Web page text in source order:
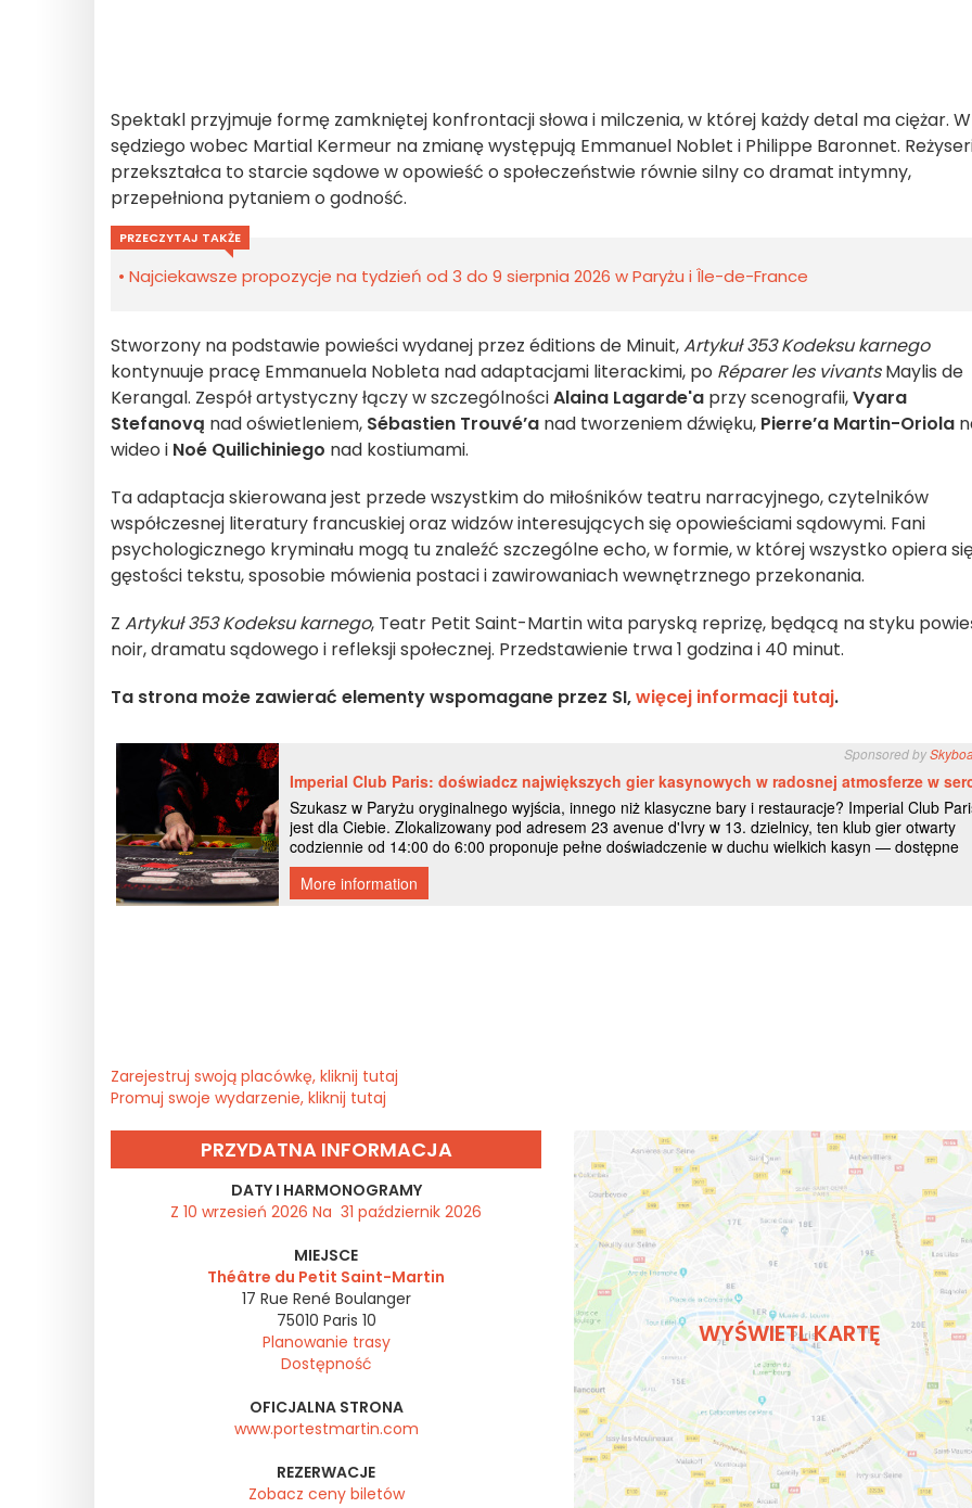
Spektakl przyjmuje formę zamkniętej konfrontacji słowa i milczenia, w której każdy detal ma ciężar.
sędziego wobec Martial Kermeur na zmianę występują Emmanuel Noblet i Philippe Baronnet.
przekształca to starcie sądowe w opowieść o społeczeństwie równie silny co dramat intymny,
przepełniona pytaniem o godność.
PRZECZYTAJ TAKŻE
Najciekawsze propozycje na tydzień od 3 do 9 sierpnia 2026 w Paryżu i Île-de-France
Stworzony na podstawie powieści wydanej przez éditions de Minuit,Artykuł 353 Kodeksu karnego
kontynuuje pracę Emmanuela Nobleta nad adaptacjami literackimi, po Réparer les vivantsMaylis de
Kerangal. Zespół artystyczny łączy w szczególnościAlaina Lagarde'a przy scenografii,Vyara
Stefanovą nad oświetleniem, Sébastien Trouvé’a nad tworzeniem dźwięku, Pierre’a Martin-Oriola
wideo i Noé Quilichiniego nad kostiumami.
Ta adaptacja skierowana jest przede wszystkim do miłośników teatru narracyjnego, czytelników
współczesnej literatury francuskiej oraz widzów interesujących się opowieściami sądowymi. Fani
psychologicznego kryminału mogą tu znaleźć szczególne echo, w formie, w której wszystko opiera
gęstości tekstu, sposobie mówienia postaci i zawirowaniach wewnętrznego przekonania.
Z Artykuł 353 Kodeksu karnego, Teatr Petit Saint-Martin wita paryską reprizę, będącą na styku
noir, dramatu sądowego i refleksji społecznej. Przedstawienie trwa 1 godzina i 40 minut.
Ta strona może zawierać elementy wspomagane przez SI,więcej informacji tutaj.
Zarejestruj swoją placówkę, kliknij tutaj
Promuj swoje wydarzenie, kliknij tutaj
PRZYDATNA INFORMACJA
DATY I HARMONOGRAMY
Z 10 wrzesień 2026 Na 31 październik 2026
MIEJSCE
Théâtre du Petit Saint-Martin
17 Rue René Boulanger
75010 Paris 10
Planowanie trasy
Dostępność
OFICJALNA STRONA
www.portestmartin.com
REZERWACJE
Zobacz ceny biletów
WYŚWIETL KARTĘ